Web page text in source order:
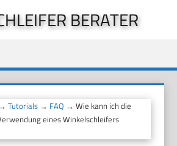
BERATER
→Tutorials → FAQ → Wie kann ich die
eines Winkelschleifers